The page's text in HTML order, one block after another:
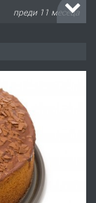
преди 11 месеца
преди 1 година